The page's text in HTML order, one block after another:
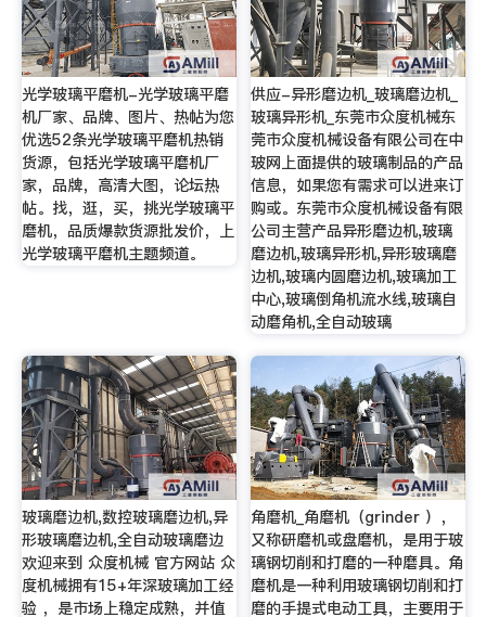
光学玻璃平磨机-光学玻璃平磨
机厂家、品牌、图片、热帖为您
优选52条光学玻璃平磨机热销
货源，包括光学玻璃平磨机厂
家，品牌，高清大图，论坛热
帖。找，逛，买，挑光学玻璃平
磨机，品质爆款货源批发价，上
光学玻璃平磨机主题频道。
供应-异形磨边机_玻璃磨边机_
玻璃异形机_东莞市众度机械东
莞市众度机械设备有限公司在中
玻网上面提供的玻璃制品的产品
信息，如果您有需求可以进来订
购或。东莞市众度机械设备有限
公司主营产品异形磨边机,玻璃
磨边机,玻璃异形机,异形玻璃磨
边机,玻璃内圆磨边机,玻璃加工
中心,玻璃倒角机流水线,玻璃自
动磨角机,全自动玻璃
玻璃磨边机,数控玻璃磨边机,异
形玻璃磨边机,全自动玻璃磨边
欢迎来到 众度机械 官方网站 众
度机械拥有15+年深玻璃加工经
验 ，是市场上稳定成熟，并值
角磨机_角磨机（grinder ），
又称研磨机或盘磨机，是用于玻
璃钢切削和打磨的一种磨具。角
磨机是一种利用玻璃钢切削和打
磨的手提式电动工具，主要用于